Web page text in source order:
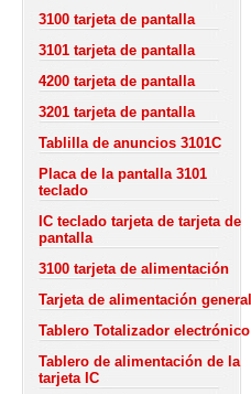
3100 tarjeta de pantalla
3101 tarjeta de pantalla
4200 tarjeta de pantalla
3201 tarjeta de pantalla
Tablilla de anuncios 3101C
Placa de la pantalla 3101
teclado
IC teclado tarjeta de tarjeta de
pantalla
3100 tarjeta de alimentación
Tarjeta de alimentación general
Tablero Totalizador electrónico
Tablero de alimentación de la
tarjeta IC